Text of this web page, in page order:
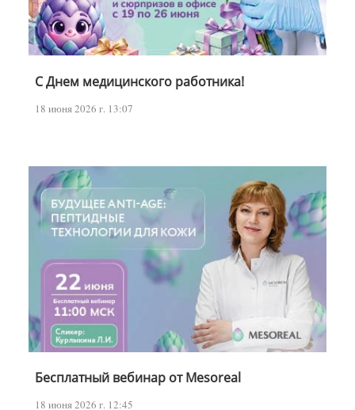
С Днем медицинского работника!
18 июня 2026 г. 13:07
Бесплатный вебинар от Mesoreal
18 июня 2026 г. 12:45